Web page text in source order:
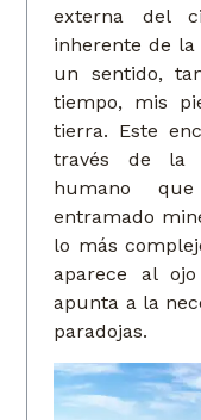
externa del
inherente de
un sentido,
tiempo, mis
tierra. Este
través de la
humano
entramado
lo más
aparece al
apunta a la
paradojas.